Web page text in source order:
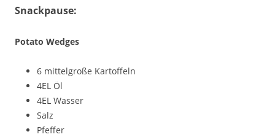
Snackpause:
Potato Wedges
6 mittelgroße Kartoffeln
4EL Öl
4EL Wasser
Salz
Pfeffer